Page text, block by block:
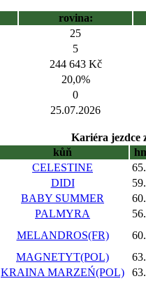
rovina:
25
5
244 643 Kč
20,0%
0
25.07.2026
Kariéra jezdce
kůň
CELESTINE
DIDI
BABY SUMMER
PALMYRA
MELANDROS(FR)
MAGNETYT(POL)
KRAINA MARZEŃ(POL)